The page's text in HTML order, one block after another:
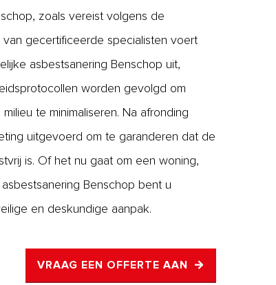
zoals vereist volgens de
gecertificeerde specialisten voert
asbestsanering Benschop uit,
worden gevolgd om
te minimaliseren. Na afronding
uitgevoerd om te garanderen dat de
is. Of het nu gaat om een woning,
Benschop bent u
en deskundige aanpak.
VRAAG EEN OFFERTE AAN